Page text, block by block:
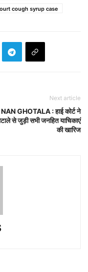
cough syrup case
Next article
GHOTALA : हाई कोर्ट ने
से जुड़ी सभी जनहित याचिकाएं
की खारिज